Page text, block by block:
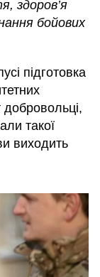
здоров’я
бойових
підготовка
такої
виходить